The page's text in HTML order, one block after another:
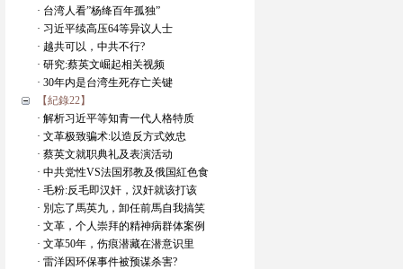
· 台湾人看”杨绛百年孤独”
· 习近平续高压64等异议人士
· 越共可以，中共不行?
· 研究:蔡英文崛起相关视频
· 30年内是台湾生死存亡关键
【紀錄22】
· 解析习近平等知青一代人格特质
· 文革极致骗术:以造反方式效忠
· 蔡英文就职典礼及表演活动
· 中共党性VS法国邪教及俄国紅色食
· 毛粉:反毛即汉奸，汉奸就该打该
· 別忘了馬英九，卸任前馬自我搞笑
· 文革，个人崇拜的精神病群体案例
· 文革50年，伤痕潜藏在潜意识里
· 雷洋因环保事件被预谋杀害?